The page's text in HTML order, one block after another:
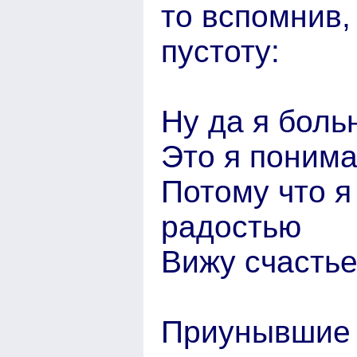
то
пустоту:
Ну да я
Это я
Потому что
радостью
Вижу